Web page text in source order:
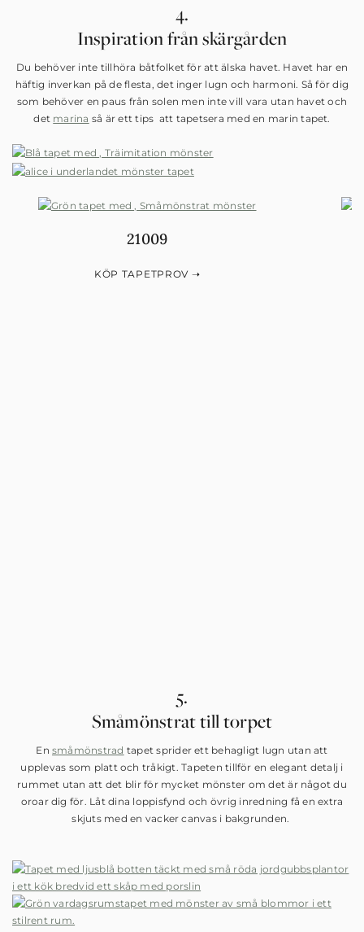
4.
Inspiration från skärgården
Du behöver inte tillhöra båtfolket för att älska havet. Havet har en
häftig inverkan på de flesta, det inger lugn och harmoni. Så för dig
som behöver en paus från solen men inte vill vara utan havet och
det marina så är ett tips att tapetsera med en marin tapet.
21009
KÖP TAPETPROV ➝
5.
Småmönstrat till torpet
En småmönstrad tapet sprider ett behagligt lugn utan att
upplevas som platt och tråkigt. Tapeten tillför en elegant detalj i
rummet utan att det blir för mycket mönster om det är något du
oroar dig för. Låt dina loppisfynd och övrig inredning få en extra
skjuts med en vacker canvas i bakgrunden.